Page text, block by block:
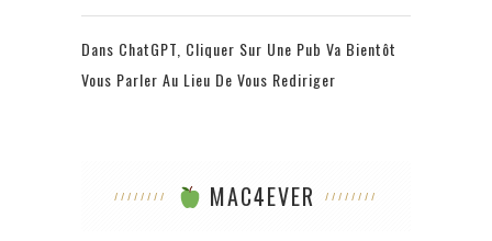
Dans ChatGPT, Cliquer Sur Une Pub Va Bientôt
Vous Parler Au Lieu De Vous Rediriger
MAC4EVER